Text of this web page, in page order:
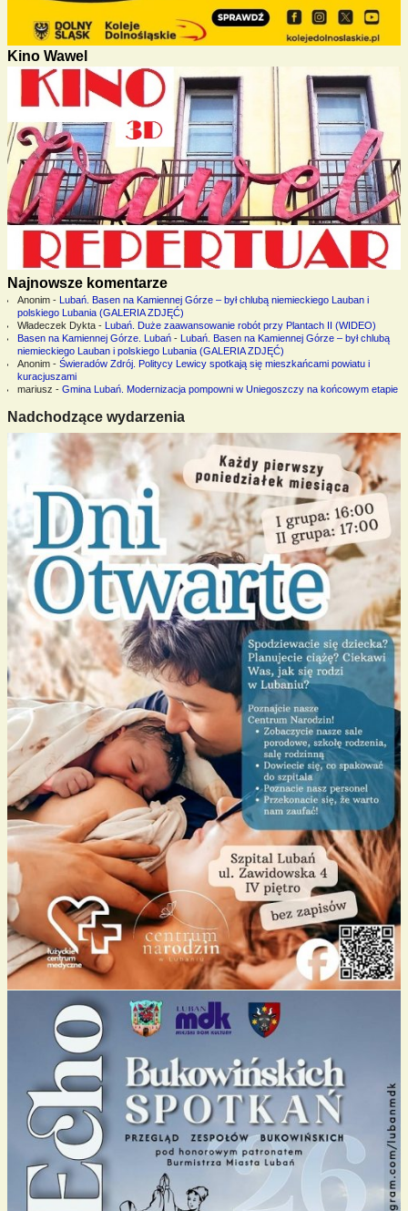
Kino Wawel
Najnowsze komentarze
Anonim- Lubań. Basen na Kamiennej Górze – był chlubą niemieckiego Lauban i
polskiego Lubania (GALERIA ZDJĘĆ)
Władeczek Dykta- Lubań. Duże zaawansowanie robót przy Plantach II (WIDEO)
Basen na Kamiennej Górze. Lubań- Lubań. Basen na Kamiennej Górze – był chlubą
niemieckiego Lauban i polskiego Lubania (GALERIA ZDJĘĆ)
Anonim- Świeradów Zdrój. Politycy Lewicy spotkają się mieszkańcami powiatu i
kuracjuszami
mariusz - Gmina Lubań. Modernizacja pompowni w Uniegoszczy na końcowym etapie
Nadchodzące wydarzenia